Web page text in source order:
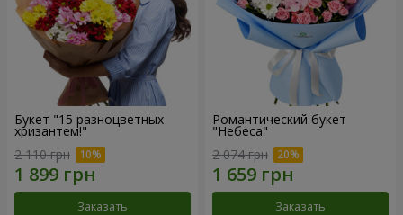
Букет "15 разноцветных
хризантем!"
2 110 грн
Заказать
Романтический букет
"Небеса"
2 074 грн
Заказать